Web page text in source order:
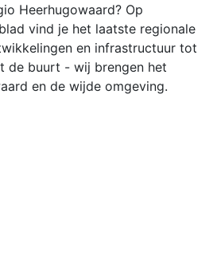
Heerhugowaard? Op
vind je het laatste regionale
en infrastructuur tot
de buurt - wij brengen het
en de wijde omgeving.